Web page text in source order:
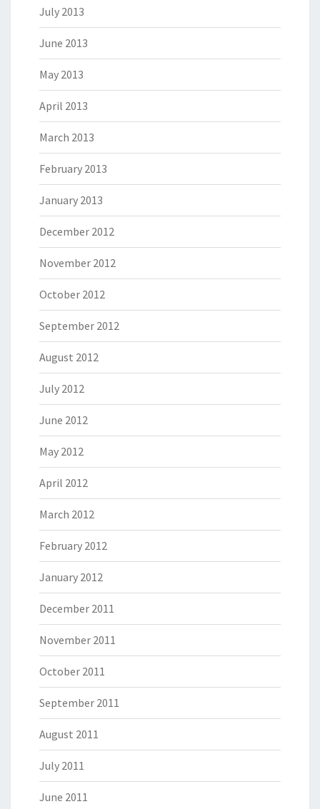
July 2013
June 2013
May 2013
April 2013
March 2013
February 2013
January 2013
December 2012
November 2012
October 2012
September 2012
August 2012
July 2012
June 2012
May 2012
April 2012
March 2012
February 2012
January 2012
December 2011
November 2011
October 2011
September 2011
August 2011
July 2011
June 2011